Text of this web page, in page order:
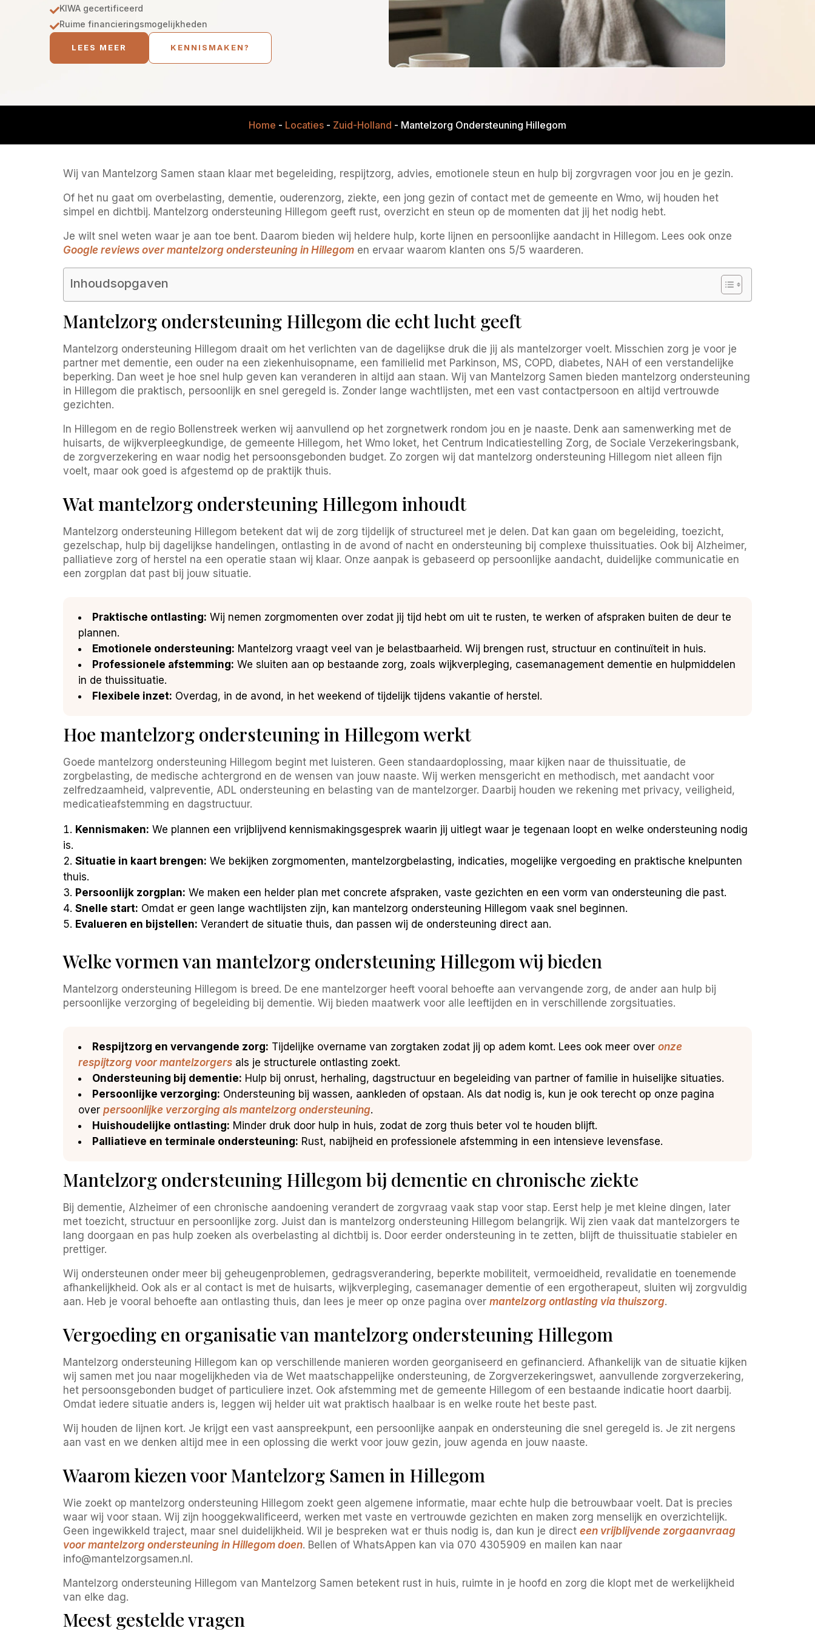
KIWA gecertificeerd
Ruime financieringsmogelijkheden
LEES MEER KENNISMAKEN?
Home - Locaties - Zuid-Holland - Mantelzorg Ondersteuning Hillegom
Wij van Mantelzorg Samen staan klaar met begeleiding, respijtzorg, advies, emotionele steun en hulp bij zorgvragen voor jou en je gezin.
Of het nu gaat om overbelasting, dementie, ouderenzorg, ziekte, een jong gezin of contact met de gemeente en Wmo, wij houden het
simpel en dichtbij. Mantelzorg ondersteuning Hillegom geeft rust, overzicht en steun op de momenten dat jij het nodig hebt.
Je wilt snel weten waar je aan toe bent. Daarom bieden wij heldere hulp, korte lijnen en persoonlijke aandacht in Hillegom. Lees ook onze
Google reviews over mantelzorg ondersteuning in Hillegom en ervaar waarom klanten ons 5/5 waarderen.
Inhoudsopgaven
Mantelzorg ondersteuning Hillegom die echt lucht geeft
Mantelzorg ondersteuning Hillegom draait om het verlichten van de dagelijkse druk die jij als mantelzorger voelt. Misschien zorg je voor je
partner met dementie, een ouder na een ziekenhuisopname, een familielid met Parkinson, MS, COPD, diabetes, NAH of een verstandelijke
beperking. Dan weet je hoe snel hulp geven kan veranderen in altijd aan staan. Wij van Mantelzorg Samen bieden mantelzorg ondersteuning
in Hillegom die praktisch, persoonlijk en snel geregeld is. Zonder lange wachtlijsten, met een vast contactpersoon en altijd vertrouwde
gezichten.
In Hillegom en de regio Bollenstreek werken wij aanvullend op het zorgnetwerk rondom jou en je naaste. Denk aan samenwerking met de
huisarts, de wijkverpleegkundige, de gemeente Hillegom, het Wmo loket, het Centrum Indicatiestelling Zorg, de Sociale Verzekeringsbank,
de zorgverzekering en waar nodig het persoonsgebonden budget. Zo zorgen wij dat mantelzorg ondersteuning Hillegom niet alleen fijn
voelt, maar ook goed is afgestemd op de praktijk thuis.
Wat mantelzorg ondersteuning Hillegom inhoudt
Mantelzorg ondersteuning Hillegom betekent dat wij de zorg tijdelijk of structureel met je delen. Dat kan gaan om begeleiding, toezicht,
gezelschap, hulp bij dagelijkse handelingen, ontlasting in de avond of nacht en ondersteuning bij complexe thuissituaties. Ook bij Alzheimer,
palliatieve zorg of herstel na een operatie staan wij klaar. Onze aanpak is gebaseerd op persoonlijke aandacht, duidelijke communicatie en
een zorgplan dat past bij jouw situatie.
Praktische ontlasting: Wij nemen zorgmomenten over zodat jij tijd hebt om uit te rusten, te werken of afspraken buiten de deur te
plannen.
Emotionele ondersteuning: Mantelzorg vraagt veel van je belastbaarheid. Wij brengen rust, structuur en continuïteit in huis.
Professionele afstemming: We sluiten aan op bestaande zorg, zoals wijkverpleging, casemanagement dementie en hulpmiddelen
in de thuissituatie.
Flexibele inzet: Overdag, in de avond, in het weekend of tijdelijk tijdens vakantie of herstel.
Hoe mantelzorg ondersteuning in Hillegom werkt
Goede mantelzorg ondersteuning Hillegom begint met luisteren. Geen standaardoplossing, maar kijken naar de thuissituatie, de
zorgbelasting, de medische achtergrond en de wensen van jouw naaste. Wij werken mensgericht en methodisch, met aandacht voor
zelfredzaamheid, valpreventie, ADL ondersteuning en belasting van de mantelzorger. Daarbij houden we rekening met privacy, veiligheid,
medicatieafstemming en dagstructuur.
Kennismaken: We plannen een vrijblijvend kennismakingsgesprek waarin jij uitlegt waar je tegenaan loopt en welke ondersteuning nodig
is.
Situatie in kaart brengen: We bekijken zorgmomenten, mantelzorgbelasting, indicaties, mogelijke vergoeding en praktische knelpunten
thuis.
Persoonlijk zorgplan: We maken een helder plan met concrete afspraken, vaste gezichten en een vorm van ondersteuning die past.
Snelle start: Omdat er geen lange wachtlijsten zijn, kan mantelzorg ondersteuning Hillegom vaak snel beginnen.
Evalueren en bijstellen: Verandert de situatie thuis, dan passen wij de ondersteuning direct aan.
Welke vormen van mantelzorg ondersteuning Hillegom wij bieden
Mantelzorg ondersteuning Hillegom is breed. De ene mantelzorger heeft vooral behoefte aan vervangende zorg, de ander aan hulp bij
persoonlijke verzorging of begeleiding bij dementie. Wij bieden maatwerk voor alle leeftijden en in verschillende zorgsituaties.
Respijtzorg en vervangende zorg: Tijdelijke overname van zorgtaken zodat jij op adem komt. Lees ook meer over onze
respijtzorg voor mantelzorgers als je structurele ontlasting zoekt.
Ondersteuning bij dementie: Hulp bij onrust, herhaling, dagstructuur en begeleiding van partner of familie in huiselijke situaties.
Persoonlijke verzorging: Ondersteuning bij wassen, aankleden of opstaan. Als dat nodig is, kun je ook terecht op onze pagina
over persoonlijke verzorging als mantelzorg ondersteuning.
Huishoudelijke ontlasting: Minder druk door hulp in huis, zodat de zorg thuis beter vol te houden blijft.
Palliatieve en terminale ondersteuning: Rust, nabijheid en professionele afstemming in een intensieve levensfase.
Mantelzorg ondersteuning Hillegom bij dementie en chronische ziekte
Bij dementie, Alzheimer of een chronische aandoening verandert de zorgvraag vaak stap voor stap. Eerst help je met kleine dingen, later
met toezicht, structuur en persoonlijke zorg. Juist dan is mantelzorg ondersteuning Hillegom belangrijk. Wij zien vaak dat mantelzorgers te
lang doorgaan en pas hulp zoeken als overbelasting al dichtbij is. Door eerder ondersteuning in te zetten, blijft de thuissituatie stabieler en
prettiger.
Wij ondersteunen onder meer bij geheugenproblemen, gedragsverandering, beperkte mobiliteit, vermoeidheid, revalidatie en toenemende
afhankelijkheid. Ook als er al contact is met de huisarts, wijkverpleging, casemanager dementie of een ergotherapeut, sluiten wij zorgvuldig
aan. Heb je vooral behoefte aan ontlasting thuis, dan lees je meer op onze pagina over mantelzorg ontlasting via thuiszorg.
Vergoeding en organisatie van mantelzorg ondersteuning Hillegom
Mantelzorg ondersteuning Hillegom kan op verschillende manieren worden georganiseerd en gefinancierd. Afhankelijk van de situatie kijken
wij samen met jou naar mogelijkheden via de Wet maatschappelijke ondersteuning, de Zorgverzekeringswet, aanvullende zorgverzekering,
het persoonsgebonden budget of particuliere inzet. Ook afstemming met de gemeente Hillegom of een bestaande indicatie hoort daarbij.
Omdat iedere situatie anders is, leggen wij helder uit wat praktisch haalbaar is en welke route het beste past.
Wij houden de lijnen kort. Je krijgt een vast aanspreekpunt, een persoonlijke aanpak en ondersteuning die snel geregeld is. Je zit nergens
aan vast en we denken altijd mee in een oplossing die werkt voor jouw gezin, jouw agenda en jouw naaste.
Waarom kiezen voor Mantelzorg Samen in Hillegom
Wie zoekt op mantelzorg ondersteuning Hillegom zoekt geen algemene informatie, maar echte hulp die betrouwbaar voelt. Dat is precies
waar wij voor staan. Wij zijn hooggekwalificeerd, werken met vaste en vertrouwde gezichten en maken zorg menselijk en overzichtelijk.
Geen ingewikkeld traject, maar snel duidelijkheid. Wil je bespreken wat er thuis nodig is, dan kun je direct een vrijblijvende zorgaanvraag
voor mantelzorg ondersteuning in Hillegom doen. Bellen of WhatsAppen kan via 070 4305909 en mailen kan naar
info@mantelzorgsamen.nl.
Mantelzorg ondersteuning Hillegom van Mantelzorg Samen betekent rust in huis, ruimte in je hoofd en zorg die klopt met de werkelijkheid
van elke dag.
Meest gestelde vragen